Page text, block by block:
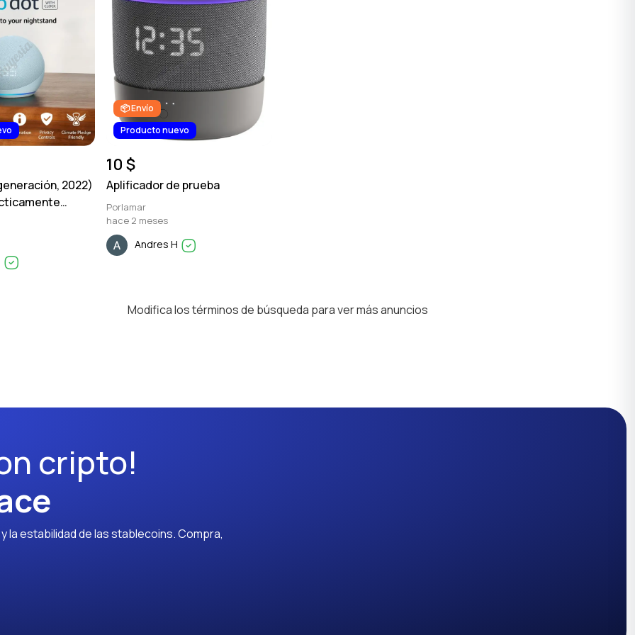
2022)
inteligente con
📦 Envío
Producto nuevo
10 $
Aplificador de prueba
Porlamar
hace 2 meses
Andres H
Modifica los términos de búsqueda para ver más anuncios
cripto!
la estabilidad de las stablecoins. Compra,